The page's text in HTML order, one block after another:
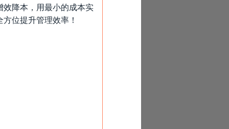
降本，用最小的成本实
位提升管理效率！